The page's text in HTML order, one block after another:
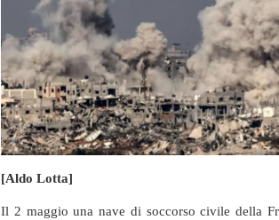
[Aldo Lotta]
Il 2 maggio una nave di soccorso civile della